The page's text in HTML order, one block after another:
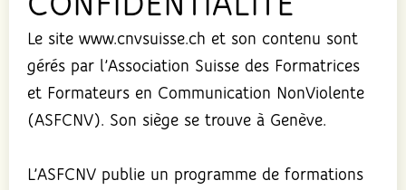
Le site www.cnvsuisse.ch et son contenu sont
gérés par l’Association Suisse des Formatrices
et Formateurs en Communication NonViolente
(ASFCNV). Son siège se trouve à Genève.
L’ASFCNV publie un programme de formations